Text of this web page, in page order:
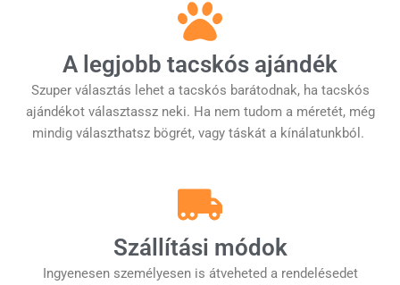
A legjobb tacskós ajándék
Szuper választás lehet a tacskós barátodnak, ha tacskós
ajándékot választassz neki. Ha nem tudom a méretét, még
mindig választhatsz bögrét, vagy táskát a kínálatunkból.
Szállítási módok
Ingyenesen személyesen is átveheted a rendelésedet